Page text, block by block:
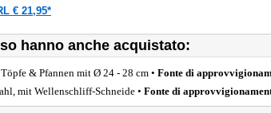
€ 21,95*
hanno anche acquistato:
& Pfannen mit Ø 24 - 28 cm • Fonte di
mit Wellenschliff-Schneide • Fonte di